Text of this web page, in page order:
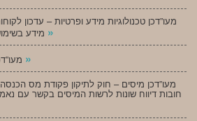
מעו”דכן טכנולוגיות מידע ופרטיות – עדכון
»
»
חובות דיווח שונות לרשות המיסים בקשר עם